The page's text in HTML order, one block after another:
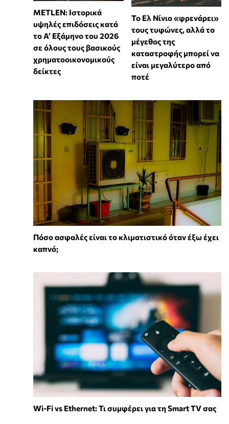
METLEN: Ιστορικά
υψηλές επιδόσεις κατά
το Α’ Εξάμηνο του 2026
σε όλους τους βασικούς
χρηματοοικονομικούς
δείκτες
Το Ελ Νίνιο «φρενάρει»
τους τυφώνες, αλλά το
μέγεθος της
καταστροφής μπορεί να
είναι μεγαλύτερο από
ποτέ
Πόσο ασφαλές είναι το κλιματιστικό όταν έξω έχει
καπνό;
Wi-Fi vs Ethernet: Τι συμφέρει για τη Smart TV σας